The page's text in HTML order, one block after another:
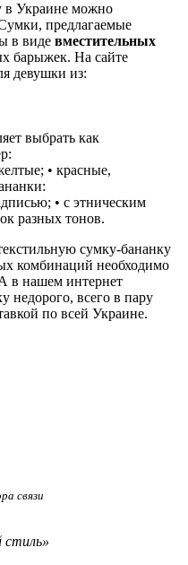
в Украине можно
предлагаемые
в виде вместительных
барыжек. На сайте
девушки из:
выбрать как
• красные,
• с этническим
разных тонов.
сумку-бананку
комбинаций необходимо
в нашем интернет
недорого, всего в пару
по всей Украине.
связи
стиль»